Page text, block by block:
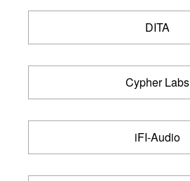
DITA
Cypher Labs
iFI-Audio